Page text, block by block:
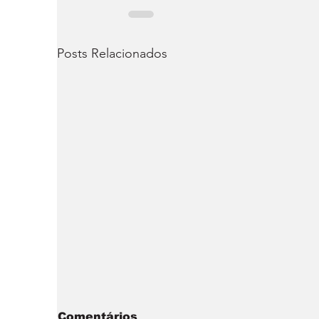
Posts Relacionados